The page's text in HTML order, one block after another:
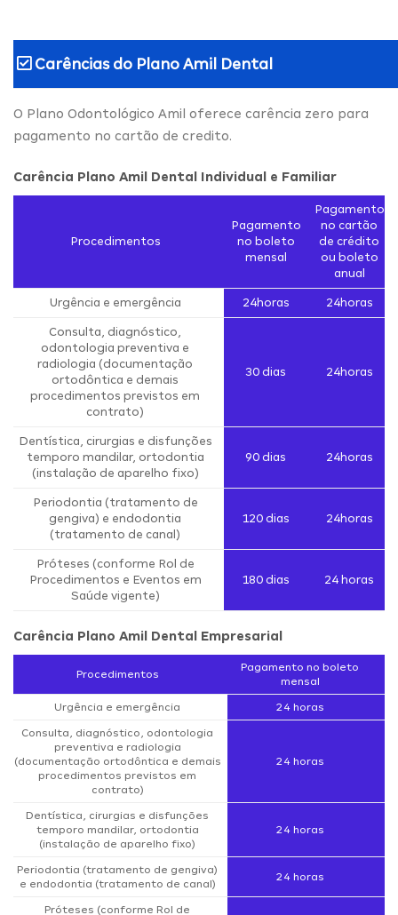
Carências do Plano Amil Dental
O Plano Odontológico Amil oferece carência zero para
pagamento no cartão de credito.
Carência Plano Amil Dental Individual e Familiar
Procedimentos
Pagamento
no boleto
mensal
Pagamento
no cartão
de crédito
ou boleto
anual
Urgência e emergência 24horas 24horas
Consulta, diagnóstico,
odontologia preventiva e
radiologia (documentação
ortodôntica e demais
procedimentos previstos em
contrato)
30 dias 24horas
Dentística, cirurgias e disfunções
temporo mandilar, ortodontia
(instalação de aparelho fixo)
90 dias 24horas
Periodontia (tratamento de
gengiva) e endodontia
(tratamento de canal)
120 dias 24horas
Próteses (conforme Rol de
Procedimentos e Eventos em
Saúde vigente)
180 dias 24 horas
Carência Plano Amil Dental Empresarial
Procedimentos
Pagamento no boleto
mensal
Urgência e emergência 24 horas
Consulta, diagnóstico, odontologia
preventiva e radiologia
(documentação ortodôntica e demais
procedimentos previstos em
contrato)
24 horas
Dentística, cirurgias e disfunções
temporo mandilar, ortodontia
(instalação de aparelho fixo)
24 horas
Periodontia (tratamento de gengiva)
e endodontia (tratamento de canal)
24 horas
Próteses (conforme Rol de